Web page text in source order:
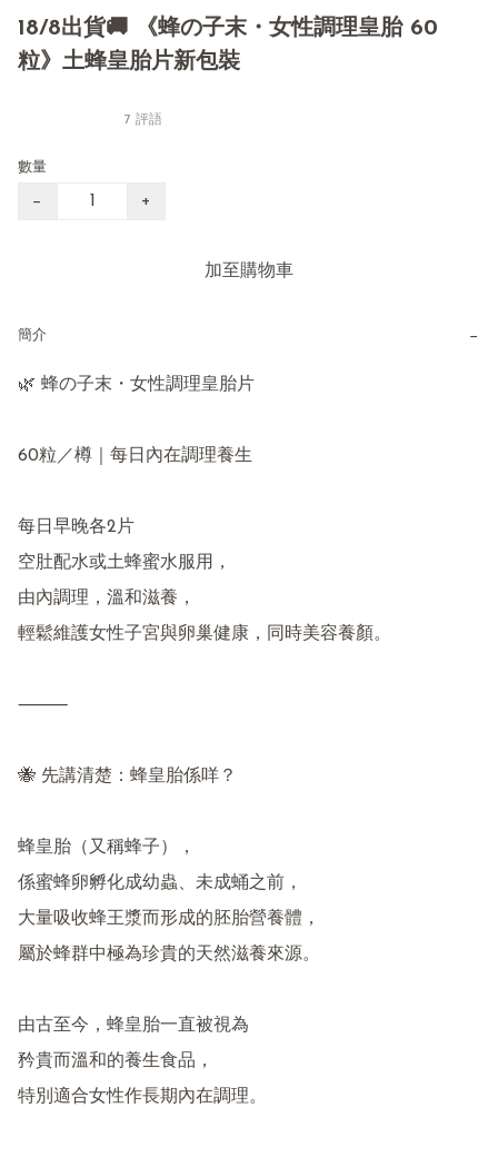
18/8出貨🚚 《蜂の子末・女性調理皇胎 60
粒》土蜂皇胎片新包裝
7 評語
數量
− +
加至購物車
簡介 −
🌿 蜂の子末・女性調理皇胎片
60粒／樽｜每日內在調理養生
每日早晚各2片
空肚配水或土蜂蜜水服用，
由內調理，溫和滋養，
輕鬆維護女性子宮與卵巢健康，同時美容養顏。
⸻
🐝 先講清楚：蜂皇胎係咩？
蜂皇胎（又稱蜂子），
係蜜蜂卵孵化成幼蟲、未成蛹之前，
大量吸收蜂王漿而形成的胚胎營養體，
屬於蜂群中極為珍貴的天然滋養來源。
由古至今，蜂皇胎一直被視為
矜貴而溫和的養生食品，
特別適合女性作長期內在調理。